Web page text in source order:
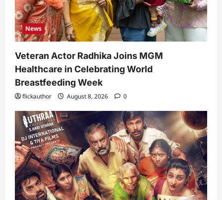
News
Veteran Actor Radhika Joins MGM
Healthcare in Celebrating World
Breastfeeding Week
flickauthor August 8, 2026 0